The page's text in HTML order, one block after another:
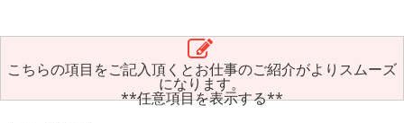
こちらの項目をご記入頂くとお仕事のご紹介がよりスムーズ
になります。
**任意項目を表示する**